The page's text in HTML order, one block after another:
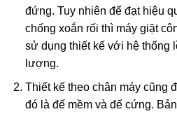
đứng. Tuy nhiên để đạt hiệu
chống xoắn rối thì máy giặt
sử dụng thiết kế với hệ thống
lượng.
Thiết kế theo chân máy cũng
đó là đế mềm và đế cứng.